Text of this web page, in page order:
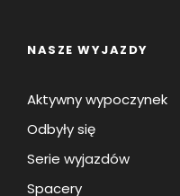
NASZE WYJAZDY
Aktywny wypoczynek
Odbyły się
Serie wyjazdów
Spacery